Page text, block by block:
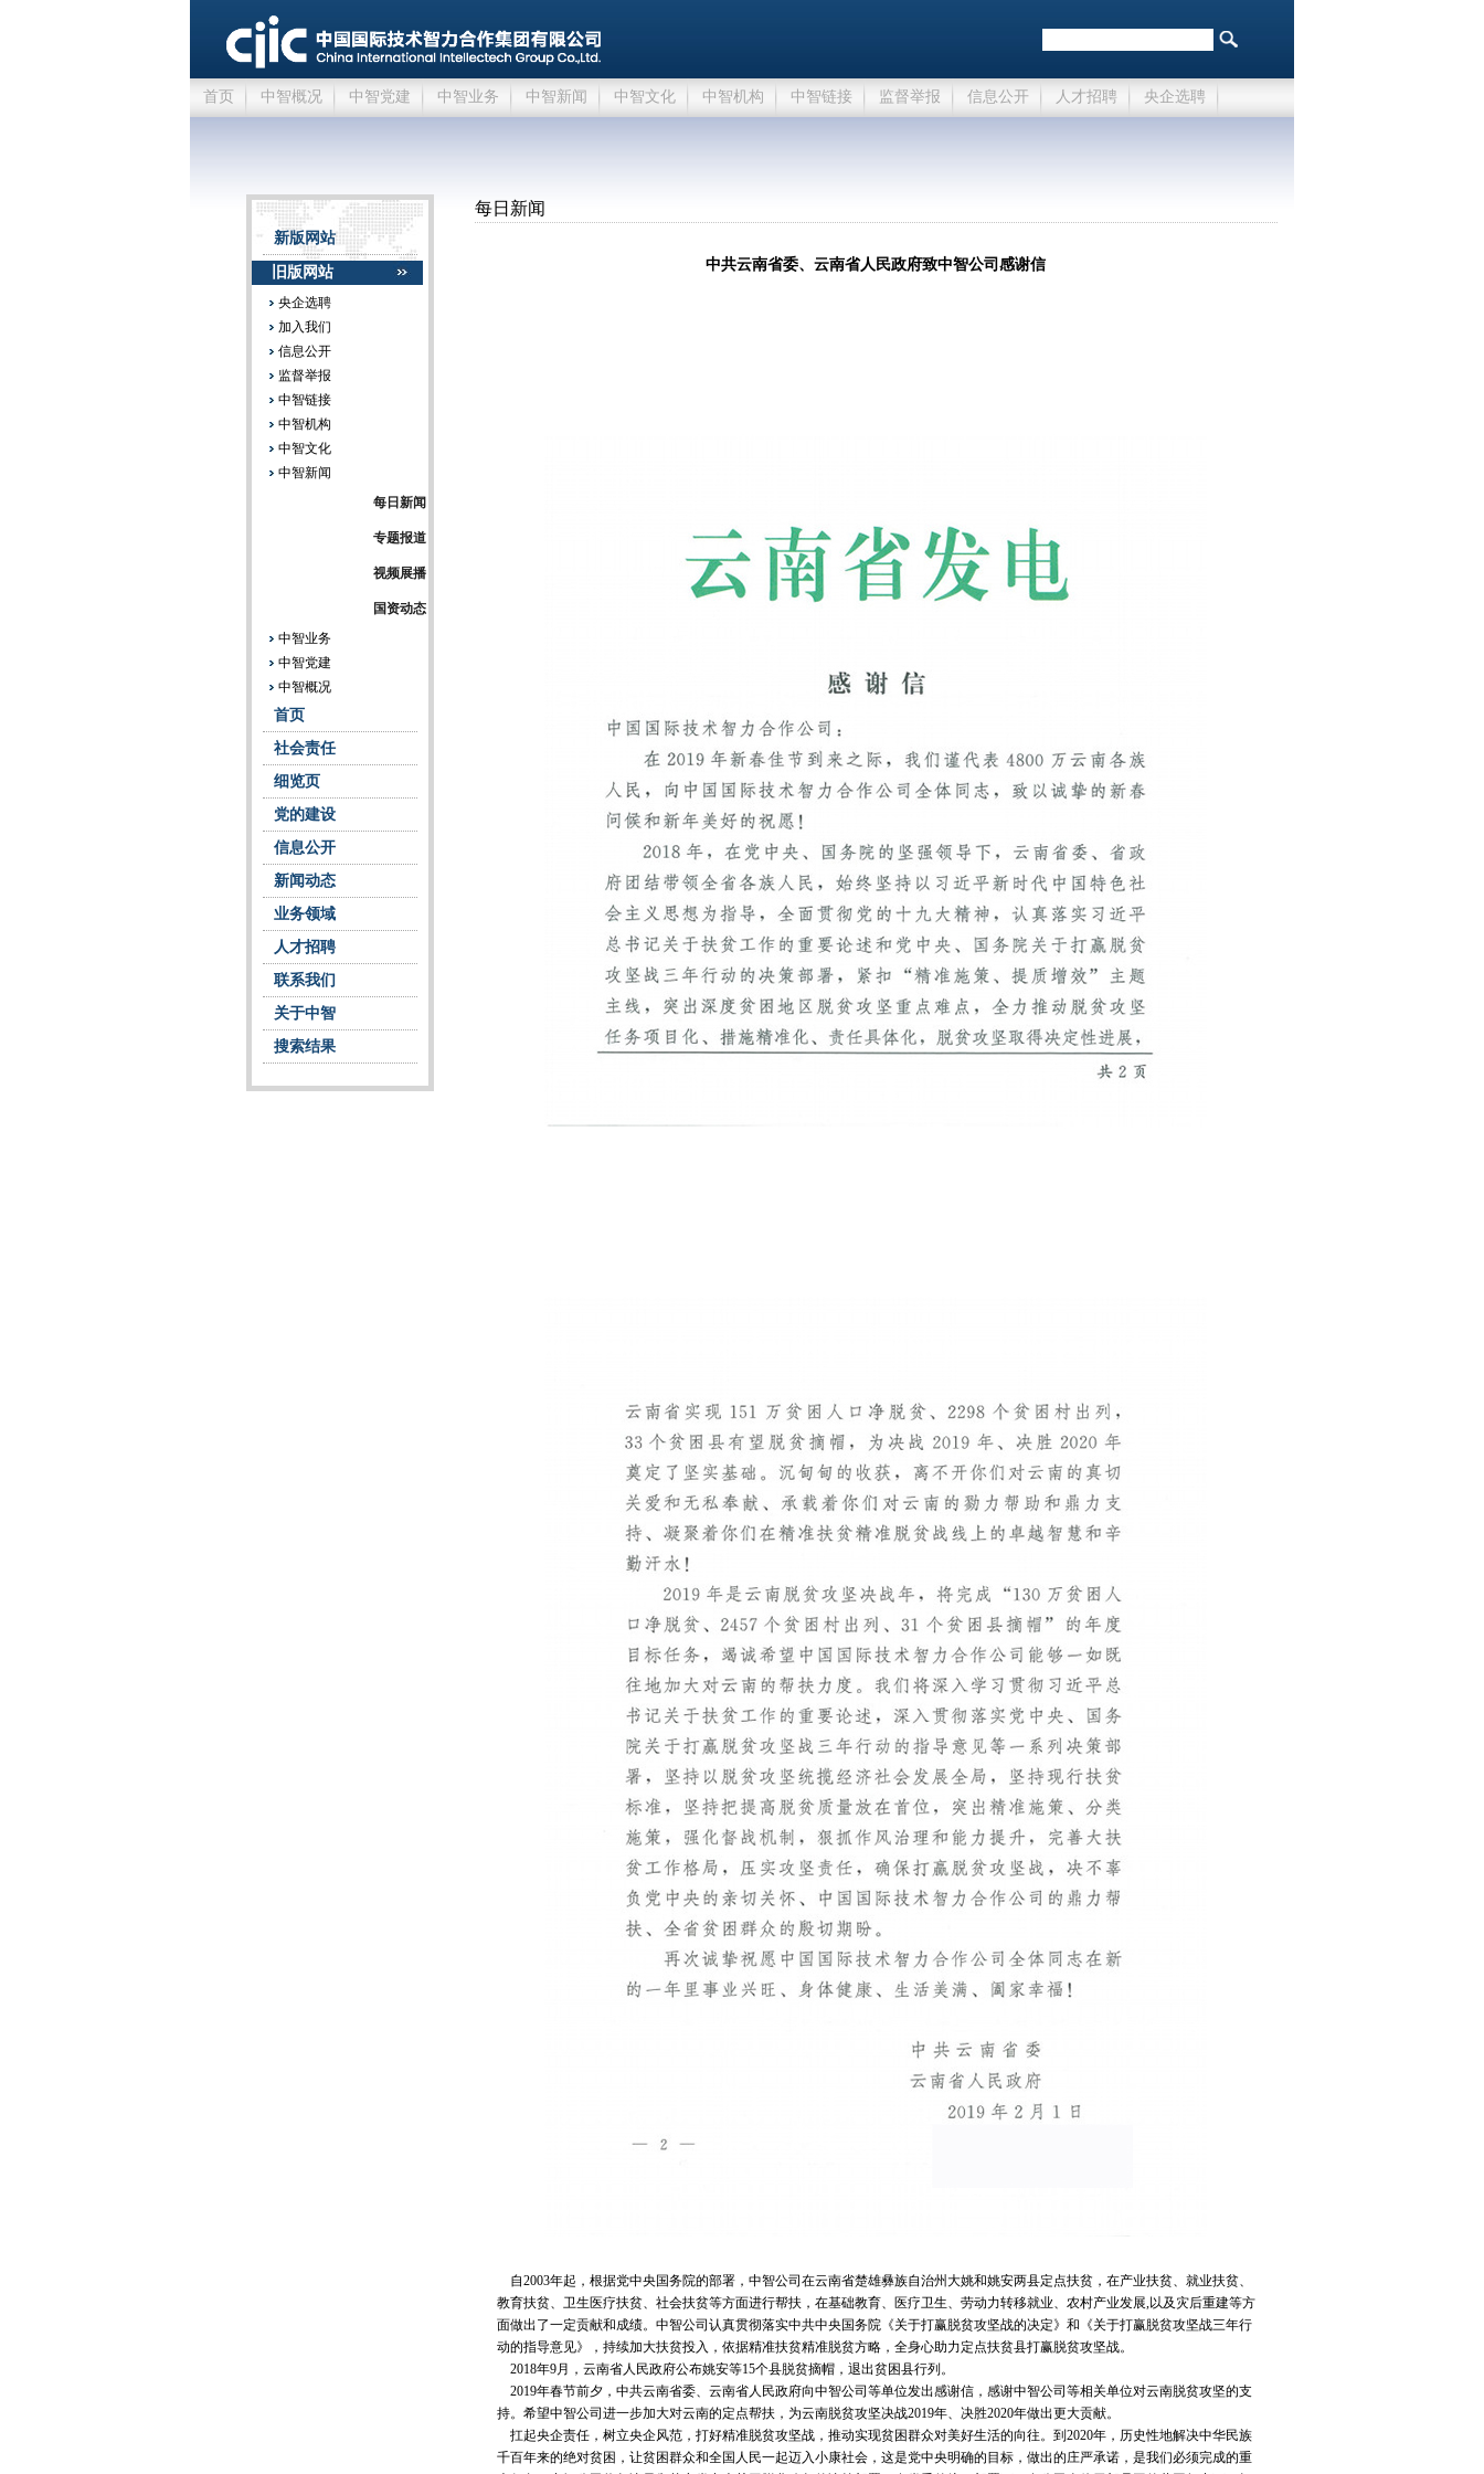
首页 中智概况 中智党建 中智业务 中智新闻 中智文化 中智机构 中智链接 监督举报 信息公开 人才招聘 央企选聘
新版网站
旧版网站
央企选聘
加入我们
信息公开
监督举报
中智链接
中智机构
中智文化
中智新闻
每日新闻
专题报道
视频展播
国资动态
中智业务
中智党建
中智概况
首页
社会责任
细览页
党的建设
信息公开
新闻动态
业务领域
人才招聘
联系我们
关于中智
搜索结果
每日新闻
中共云南省委、云南省人民政府致中智公司感谢信
自2003年起，根据党中央国务院的部署，中智公司在云南省楚雄彝族自治州大姚和姚安两县定点扶贫，在产业扶贫、就业扶贫、
教育扶贫、卫生医疗扶贫、社会扶贫等方面进行帮扶，在基础教育、医疗卫生、劳动力转移就业、农村产业发展,以及灾后重建等方
面做出了一定贡献和成绩。中智公司认真贯彻落实中共中央国务院《关于打赢脱贫攻坚战的决定》和《关于打赢脱贫攻坚战三年行
动的指导意见》，持续加大扶贫投入，依据精准扶贫精准脱贫方略，全身心助力定点扶贫县打赢脱贫攻坚战。
2018年9月，云南省人民政府公布姚安等15个县脱贫摘帽，退出贫困县行列。
2019年春节前夕，中共云南省委、云南省人民政府向中智公司等单位发出感谢信，感谢中智公司等相关单位对云南脱贫攻坚的支
持。希望中智公司进一步加大对云南的定点帮扶，为云南脱贫攻坚决战2019年、决胜2020年做出更大贡献。
扛起央企责任，树立央企风范，打好精准脱贫攻坚战，推动实现贫困群众对美好生活的向往。到2020年，历史性地解决中华民族
千百年来的绝对贫困，让贫困群众和全国人民一起迈入小康社会，这是党中央明确的目标，做出的庄严承诺，是我们必须完成的重